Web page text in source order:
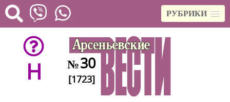
РУБРИКИ
H №30
[1723]